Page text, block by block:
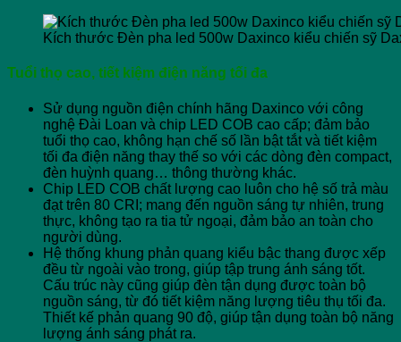
Kích thước Đèn pha led 500w Daxinco kiểu chiến sỹ
Tuổi thọ cao, tiết kiệm điện năng tối đa
Sử dụng nguồn điện chính hãng Daxinco với công
nghệ Đài Loan và chip LED COB cao cấp; đảm bảo
tuổi thọ cao, không hạn chế số lần bật tắt và tiết kiệm
tối đa điện năng thay thế so với các dòng đèn compact,
đèn huỳnh quang… thông thường khác.
Chip LED COB chất lượng cao luôn cho hệ số trả màu
đạt trên 80 CRI; mang đến nguồn sáng tự nhiên, trung
thực, không tạo ra tia tử ngoại, đảm bảo an toàn cho
người dùng.
Hệ thống khung phản quang kiểu bậc thang được xếp
đều từ ngoài vào trong, giúp tập trung ánh sáng tốt.
Cấu trúc này cũng giúp đèn tận dụng được toàn bộ
nguồn sáng, từ đó tiết kiệm năng lượng tiêu thụ tối đa.
Thiết kế phản quang 90 độ, giúp tận dụng toàn bộ năng
lượng ánh sáng phát ra.